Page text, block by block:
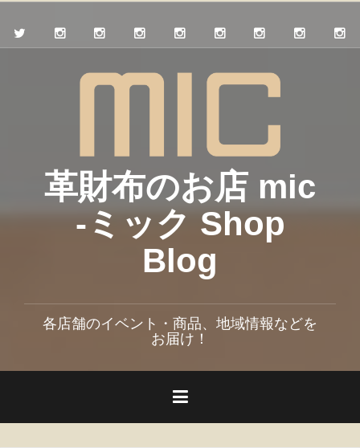
革財布のお店 mic
-ミック Shop
Blog
各店舗のイベント・商品、地域情報などを
お届け！